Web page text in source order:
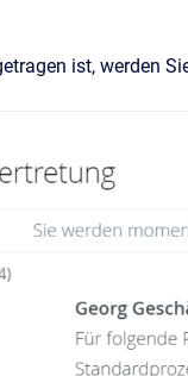
ist, werden